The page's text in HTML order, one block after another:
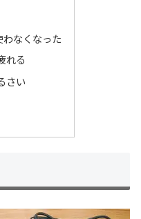
なくなった
れる
さい